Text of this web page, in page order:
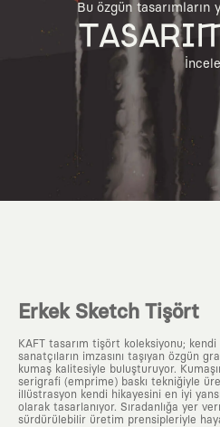
Bu özgün tasarımların
İncele
Erkek Sketch Tişört
KAFT tasarım tişört koleksiyonu; kendi
sanatçıların imzasını taşıyan özgün
kumaş kalitesiyle buluşturuyor.
serigrafi (emprime) baskı tekniğiyle
illüstrasyon kendi hikayesini en iyi
olarak tasarlanıyor. Sıradanlığa yer
sürdürülebilir üretim prensipleriyle